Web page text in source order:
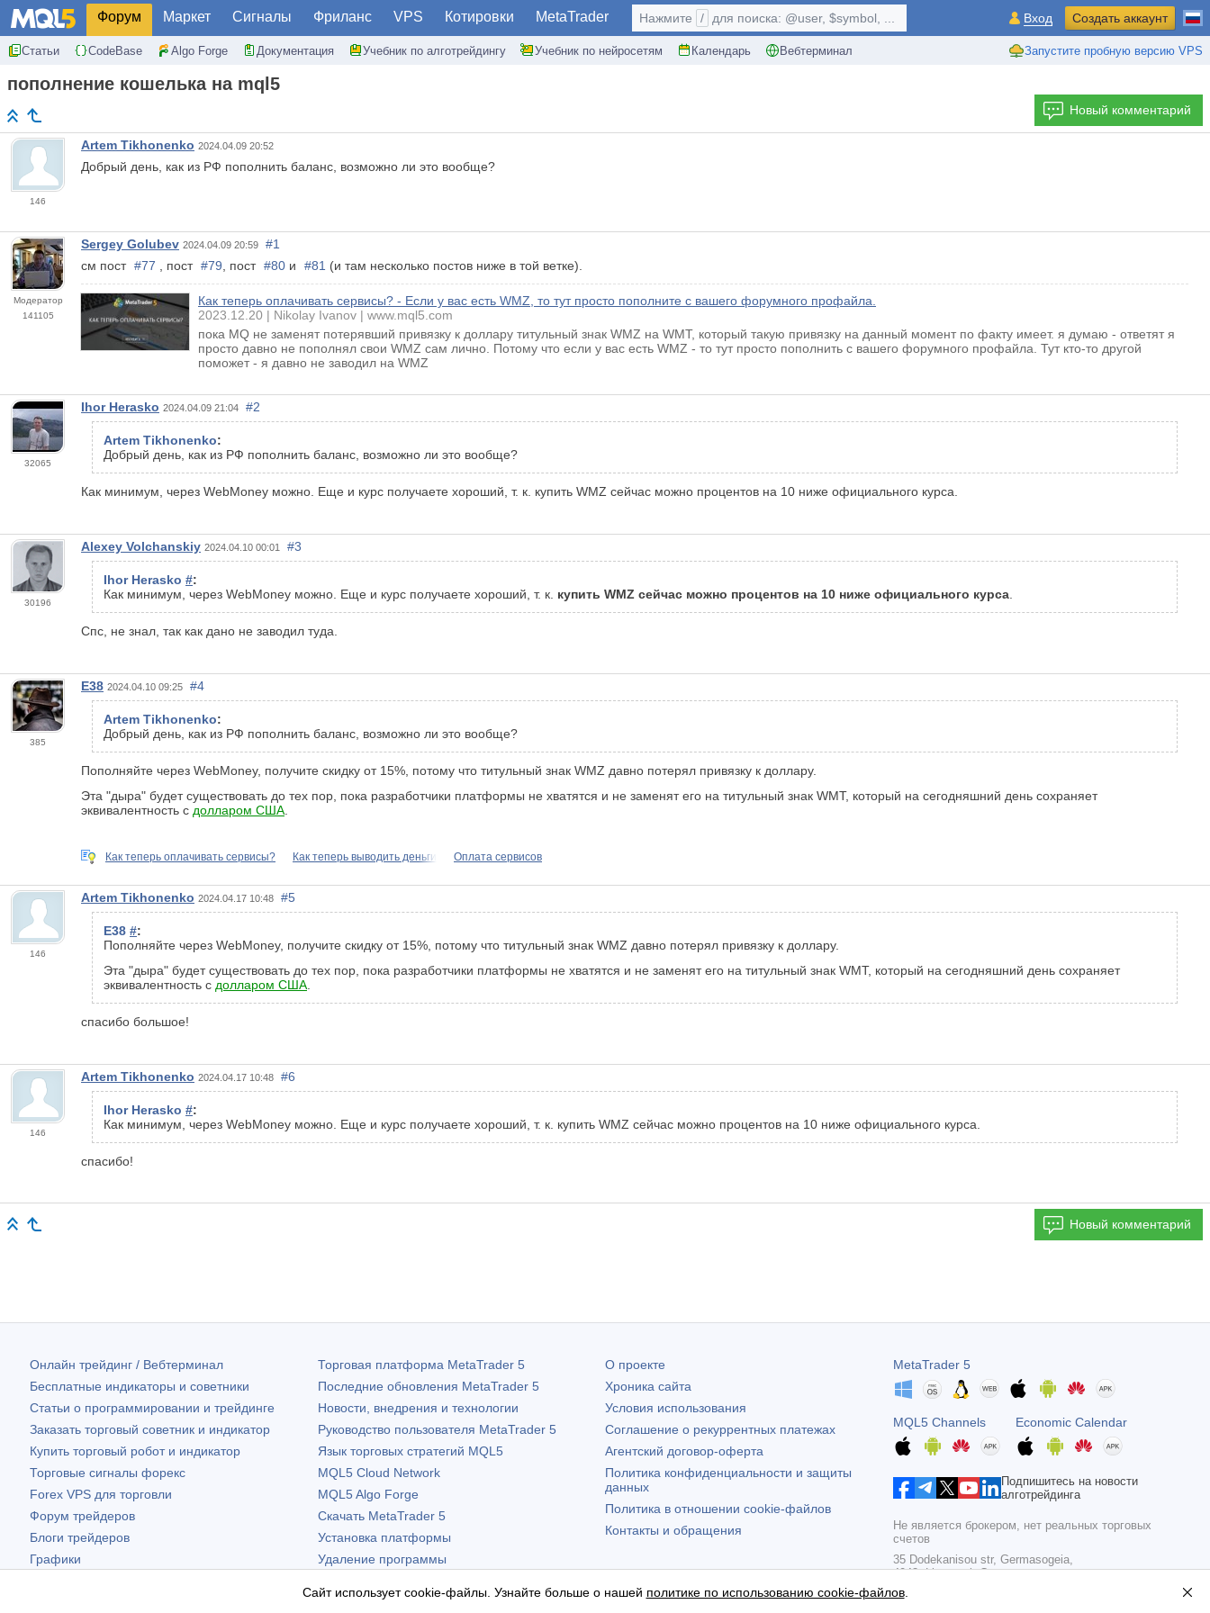
Форум Маркет Сигналы Фриланс VPS Котировки MetaTrader
Статьи CodeBase Algo Forge Документация Учебник по алготрейдингу Учебник по нейросетям Календарь Вебтерминал Запустите пробную версию VPS
Нажмите / для поиска: @user, $symbol, ... Вход Создать аккаунт
пополнение кошелька на mql5
Новый комментарий
146
Artem Tikhonenko 2024.04.09 20:52
Добрый день, как из РФ пополнить баланс, возможно ли это вообще?
Модератор
141105
Sergey Golubev 2024.04.09 20:59
#1
см пост #77 , пост #79, пост #80 и #81 (и там несколько постов ниже в той ветке).
Как теперь оплачивать сервисы? - Если у вас есть WMZ, то тут просто пополните с вашего форумного профайла.
2023.12.20
Nikolay Ivanov
www.mql5.com
пока MQ не заменят потерявший привязку к доллару титульный знак WMZ на WMT, который такую привязку на данный момент по факту имеет. я думаю - ответят я
просто давно не пополнял свои WMZ сам лично. Потому что если у вас есть WMZ - то тут просто пополнить с вашего форумного профайла. Тут кто-то другой
поможет - я давно не заводил на WMZ
32065
Ihor Herasko 2024.04.09 21:04 #2
Artem Tikhonenko:
Добрый день, как из РФ пополнить баланс, возможно ли это вообще?
Как минимум, через WebMoney можно. Еще и курс получаете хороший, т. к. купить WMZ сейчас можно процентов на 10 ниже официального курса.
30196
Alexey Volchanskiy 2024.04.10 00:01 #3
Ihor Herasko #:
Как минимум, через WebMoney можно. Еще и курс получаете хороший, т. к. купить WMZ сейчас можно процентов на 10 ниже официального курса
Спс, не знал, так как дано не заводил туда.
385
E38 2024.04.10 09:25 #4
Artem Tikhonenko:
Добрый день, как из РФ пополнить баланс, возможно ли это вообще?
Пополняйте через WebMoney, получите скидку от 15%, потому что титульный знак WMZ давно потерял привязку к доллару.
Эта "дыра" будет существовать до тех пор, пока разработчики платформы не хватятся и не заменят его на титульный знак WMT, который на сегодняшний день сохраняет
эквивалентность с долларом США
Как теперь оплачивать сервисы? Как теперь выводить деньги Оплата сервисов
146
Artem Tikhonenko 2024.04.17 10:48 #5
E38 #:
Пополняйте через WebMoney, получите скидку от 15%, потому что титульный знак WMZ давно потерял привязку к доллару.
Эта "дыра" будет существовать до тех пор, пока разработчики платформы не хватятся и не заменят его на титульный знак WMT, который на сегодняшний день сохраняет
эквивалентность с долларом США
спасибо большое!
146
Artem Tikhonenko 2024.04.17 10:48 #6
Ihor Herasko #:
Как минимум, через WebMoney можно. Еще и курс получаете хороший, т. к. купить WMZ сейчас можно процентов на 10 ниже официального курса.
спасибо!
Новый комментарий
Онлайн трейдинг / Вебтерминал
Бесплатные индикаторы и советники
Статьи о программировании и трейдинге
Заказать торговый советник и индикатор
Купить торговый робот и индикатор
Торговые сигналы форекс
Forex VPS для торговли
Форум трейдеров
Блоги трейдеров
Графики
Торговая платформа MetaTrader 5
Последние обновления MetaTrader 5
Новости, внедрения и технологии
Руководство пользователя MetaTrader 5
Язык торговых стратегий MQL5
MQL5 Cloud Network
MQL5 Algo Forge
Скачать MetaTrader 5
Установка платформы
Удаление программы
О проекте
Хроника сайта
Условия использования
Соглашение о рекуррентных платежах
Агентский договор-оферта
Политика конфиденциальности и защиты
данных
Политика в отношении cookie-файлов
Контакты и обращения
MetaTrader 5
MQL5 Channels Economic Calendar
Подпишитесь на новости
алготрейдинга
Не является брокером, нет реальных торговых
счетов
35 Dodekanisou str, Germasogeia,
4043, Limassol, Cyprus
Copyright 2000-2026,
Сайт использует cookie-файлы. Узнайте больше о нашей политике по использованию cookie-файлов.